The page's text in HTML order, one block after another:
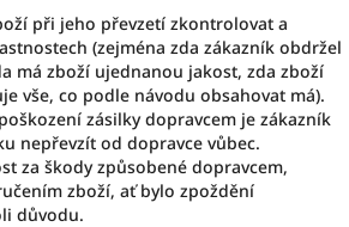
při jeho převzetí zkontrolovat a
(zejména zda zákazník obdržel
má zboží ujednanou jakost, zda zboží
vše, co podle návodu obsahovat má).
zásilky dopravcem je zákazník
nepřevzít od dopravce vůbec.
za škody způsobené dopravcem,
zboží, ať bylo zpoždění
důvodu.